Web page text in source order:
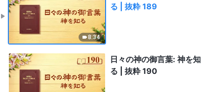
8:34
る | 抜粋 189
日々の神の御言葉: 神を知
る | 抜粋 190